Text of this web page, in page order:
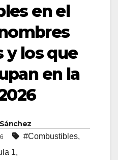
en el
y los que
en la
#Combustibles,
1,